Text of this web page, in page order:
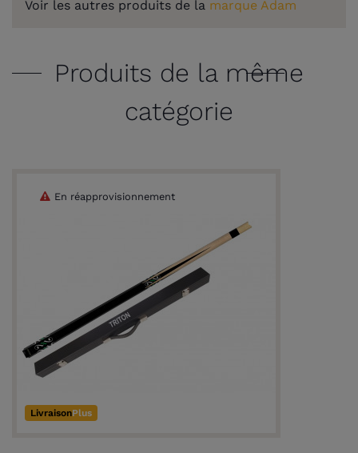
Voir les autres produits de la marque Adam
Produits de la même
catégorie
LivraisonPlus
En réapprovisionnement